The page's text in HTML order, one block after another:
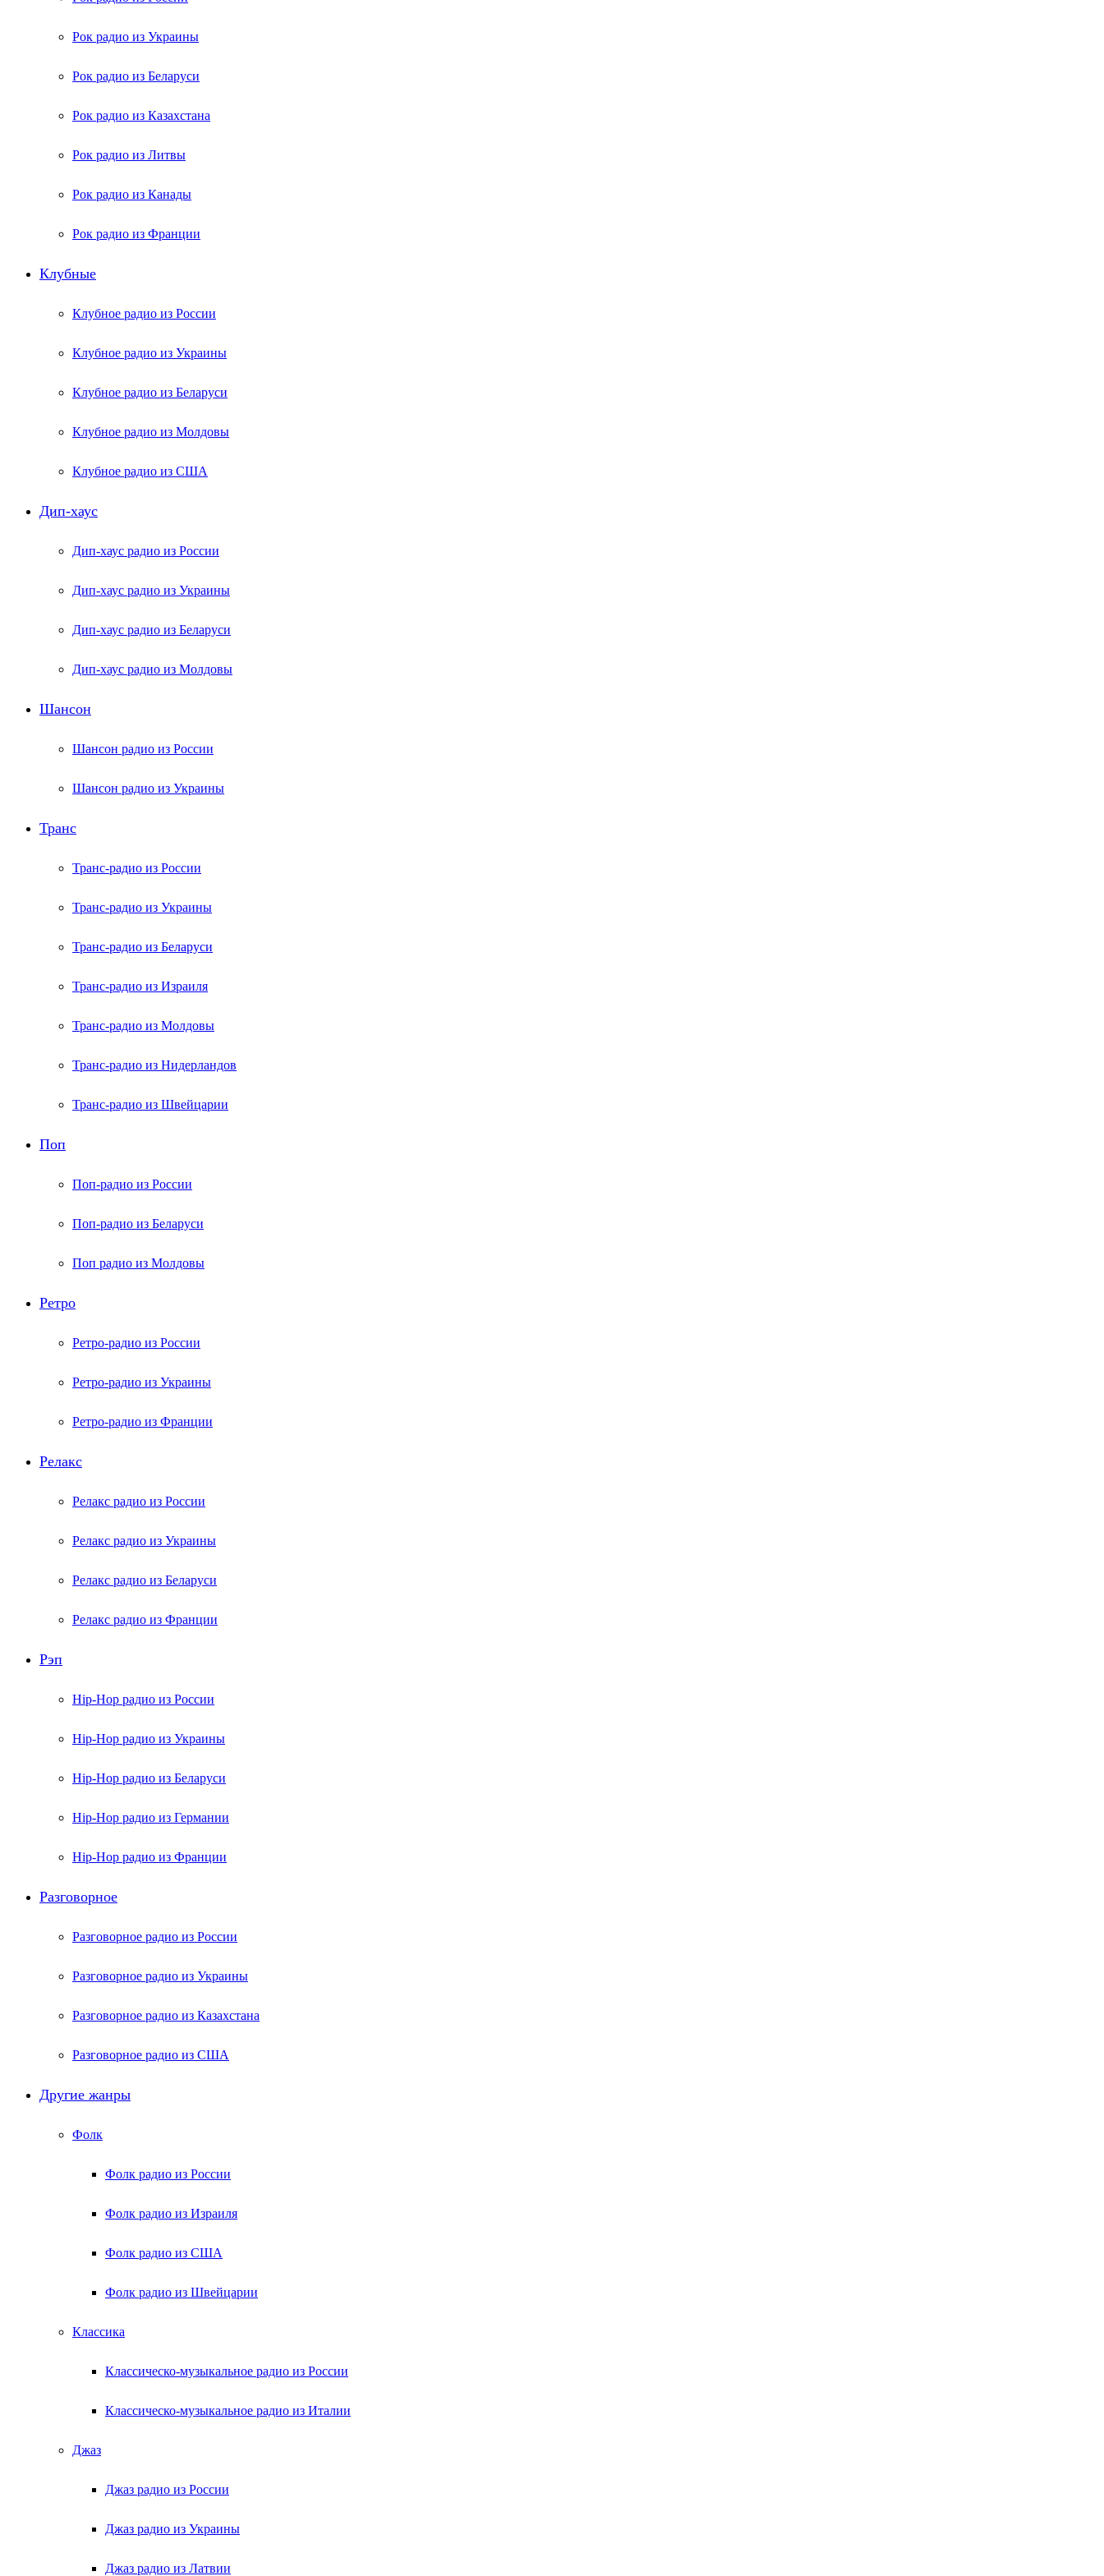
Рок радио из Украины
Рок радио из Беларуси
Рок радио из Казахстана
Рок радио из Литвы
Рок радио из Канады
Рок радио из Франции
Клубные
Клубное радио из России
Клубное радио из Украины
Клубное радио из Беларуси
Клубное радио из Молдовы
Клубное радио из США
Дип-хаус
Дип-хаус радио из России
Дип-хаус радио из Украины
Дип-хаус радио из Беларуси
Дип-хаус радио из Молдовы
Шансон
Шансон радио из России
Шансон радио из Украины
Транс
Транс-радио из России
Транс-радио из Украины
Транс-радио из Беларуси
Транс-радио из Израиля
Транс-радио из Молдовы
Транс-радио из Нидерландов
Транс-радио из Швейцарии
Поп
Поп-радио из России
Поп-радио из Беларуси
Поп радио из Молдовы
Ретро
Ретро-радио из России
Ретро-радио из Украины
Ретро-радио из Франции
Релакс
Релакс радио из России
Релакс радио из Украины
Релакс радио из Беларуси
Релакс радио из Франции
Рэп
Hip-Hop радио из России
Hip-Hop радио из Украины
Hip-Hop радио из Беларуси
Hip-Hop радио из Германии
Hip-Hop радио из Франции
Разговорное
Разговорное радио из России
Разговорное радио из Украины
Разговорное радио из Казахстана
Разговорное радио из США
Другие жанры
Фолк
Фолк радио из России
Фолк радио из Израиля
Фолк радио из США
Фолк радио из Швейцарии
Классика
Классическо-музыкальное радио из России
Классическо-музыкальное радио из Италии
Джаз
Джаз радио из России
Джаз радио из Украины
Джаз радио из Латвии